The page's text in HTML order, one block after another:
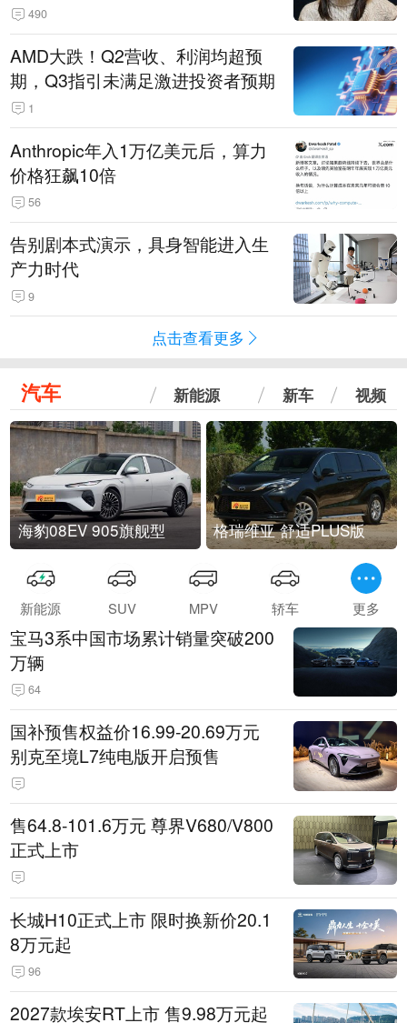
490
AMD大跌！Q2营收、利润均超预
期，Q3指引未满足激进投资者预期
1
Anthropic年入1万亿美元后，算力
价格狂飙10倍
56
告别剧本式演示，具身智能进入生
产力时代
9
点击查看更多
汽车 新能源 新车 视频
海豹08EV 905旗舰型 格瑞维亚 舒适PLUS版
新能源 SUV MPV 轿车 更多
宝马3系中国市场累计销量突破200
万辆
64
国补预售权益价16.99-20.69万元
别克至境L7纯电版开启预售
售64.8-101.6万元 尊界V680/V800
正式上市
长城H10正式上市 限时换新价20.1
8万元起
96
2027款埃安RT上市 售9.98万元起